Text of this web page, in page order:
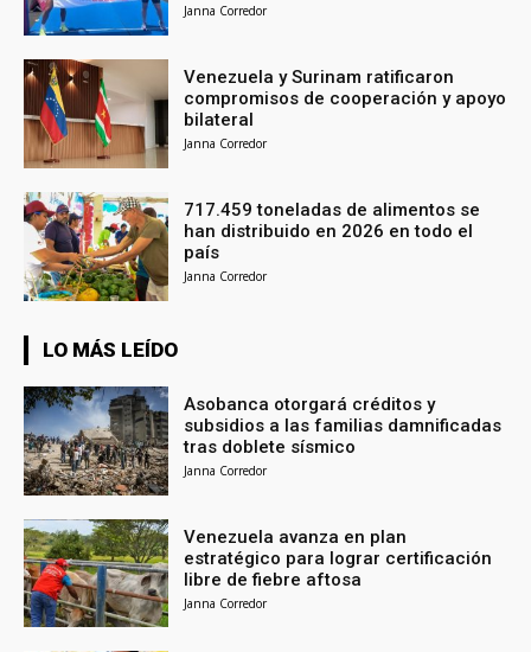
Janna Corredor
Venezuela y Surinam ratificaron
compromisos de cooperación y apoyo
bilateral
Janna Corredor
717.459 toneladas de alimentos se
han distribuido en 2026 en todo el
país
Janna Corredor
LO MÁS LEÍDO
Asobanca otorgará créditos y
subsidios a las familias damnificadas
tras doblete sísmico
Janna Corredor
Venezuela avanza en plan
estratégico para lograr certificación
libre de fiebre aftosa
Janna Corredor